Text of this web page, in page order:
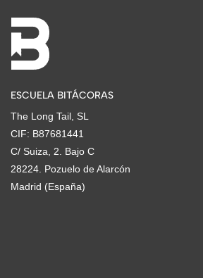
ESCUELA BITÁCORAS
The Long Tail, SL
CIF: B87681441
C/ Suiza, 2. Bajo C
28224. Pozuelo de Alarcón
Madrid (España)